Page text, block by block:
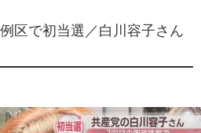
区で初当選／白川容子さん